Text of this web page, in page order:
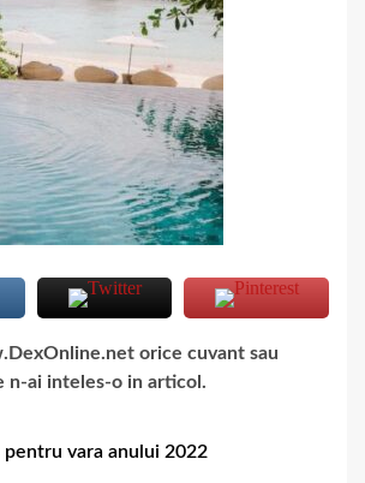
orice cuvant sau
n-ai inteles-o in articol.
pentru vara anului 2022